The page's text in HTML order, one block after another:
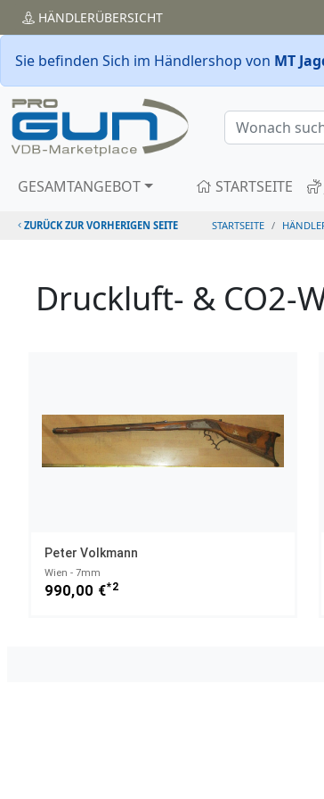
HÄNDLERÜBERSICHT
Sie befinden Sich im Händlershop von MT
GESAMTANGEBOT STARTSEITE
ZURÜCK ZUR VORHERIGEN SEITE STARTSEITE
Druckluft- & CO2-
Peter Volkmann
Wien - 7mm
990,00 €*2